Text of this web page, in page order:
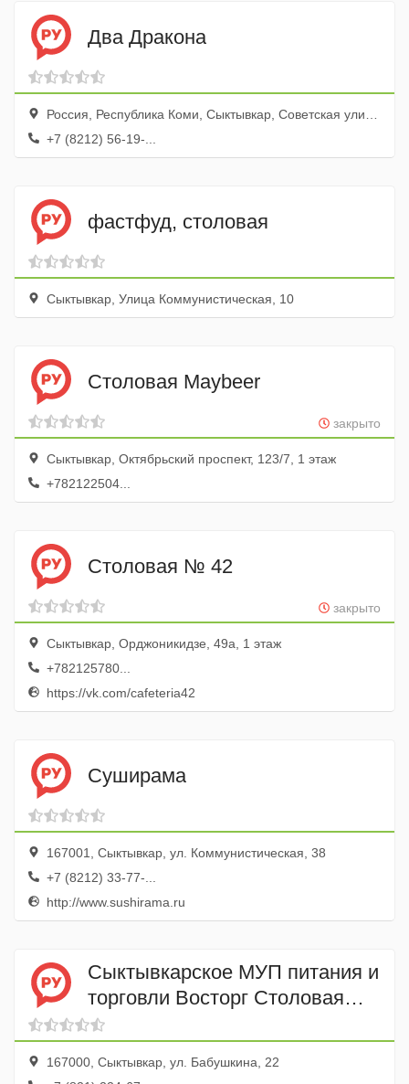
Два Дракона
Россия, Республика Коми, Сыктывкар, Советская улица, 26
+7 (8212) 56-19-...
фастфуд, столовая
Сыктывкар, Улица Коммунистическая, 10
Столовая Maybeer
закрыто
Сыктывкар, Октябрьский проспект, 123/7, 1 этаж
+782122504...
Столовая № 42
закрыто
Сыктывкар, Орджоникидзе, 49а, 1 этаж
+782125780...
https://vk.com/cafeteria42
Суширама
167001, Сыктывкар, ул. Коммунистическая, 38
+7 (8212) 33-77-...
http://www.sushirama.ru
Сыктывкарское МУП питания и
торговли Восторг Столовая
№ 1
167000, Сыктывкар, ул. Бабушкина, 22